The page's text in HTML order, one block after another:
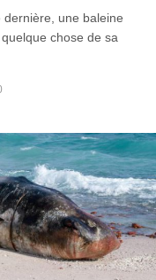
une baleine
chose de sa